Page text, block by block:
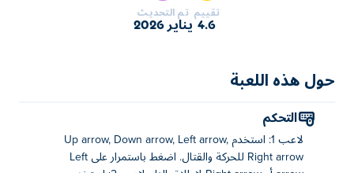
تقييم
4.6
تم التحديث
يناير 2026
حول هذه اللعبة
التحكم
لاعب 1: استخدم Up arrow, Down arrow, Left arrow,
Right arrow للحركة والقتال. اضغط باستمرار على Left